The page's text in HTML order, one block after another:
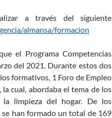
a través del siguiente
almansa/formacion
el Programa Competencias
del 2021. Durante estos dos
formativos, 1 Foro de Empleo
cual, abordaba el tema de los
la limpieza del hogar. De los
han formado un total de 169